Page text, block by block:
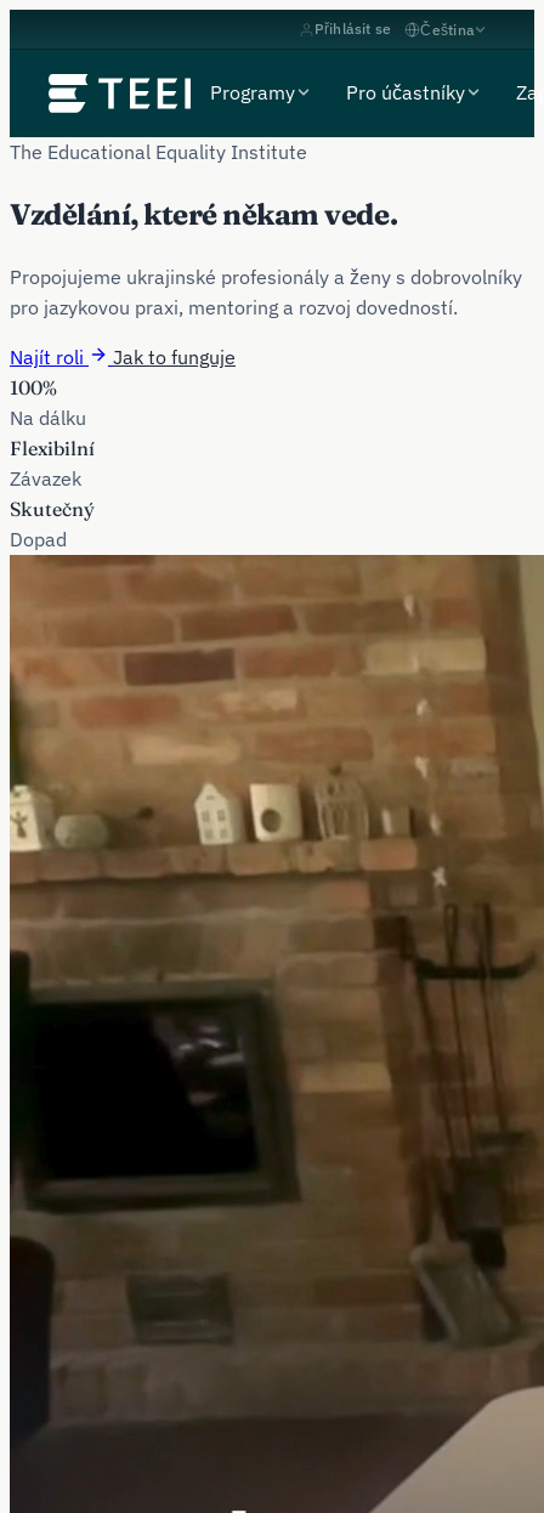
Přihlásit se Čeština
Programy Pro účastníky
The Educational Equality Institute
Vzdělání, které někamvede.
Propojujeme ukrajinské profesionály a ženy s dobrovolníky
pro jazykovou praxi, mentoring a rozvoj dovedností.
Najít roli
Jak to funguje
100%
Na dálku
Flexibilní
Závazek
Skutečný
Dopad